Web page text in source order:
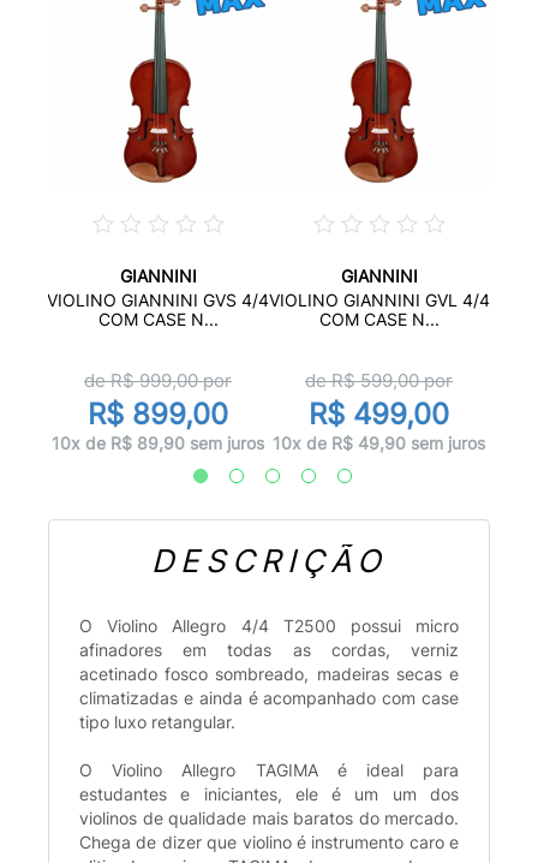
GIANNINI
VIOLINO GIANNINI GVS 4/4
COM CASE N...
de R$999,00por
R$ 899,00
10x de R$ 89,90 sem juros
GIANNINI
VIOLINO GIANNINI GVL 4/4
COM CASE N...
de R$599,00por
R$ 499,00
10x de R$ 49,90 sem juros
DESCRIÇÃO
O Violino Allegro 4/4 T2500 possui micro
afinadores em todas as cordas, verniz
acetinado fosco sombreado, madeiras secas e
climatizadas e ainda é acompanhado com case
tipo luxo retangular.
O Violino Allegro TAGIMA é ideal para
estudantes e iniciantes, ele é um um dos
violinos de qualidade mais baratos do mercado.
Chega de dizer que violino é instrumento caro e